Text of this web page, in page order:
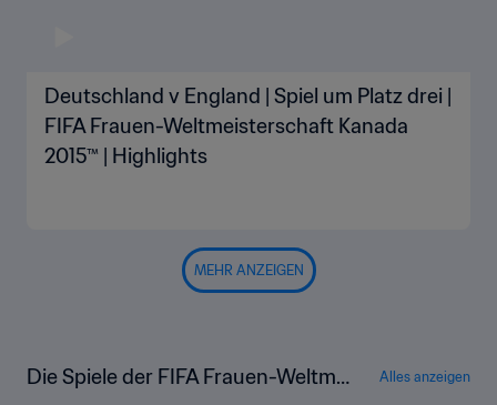
Deutschland v England | Spiel um Platz drei |
FIFA Frauen-Weltmeisterschaft Kanada
2015™ | Highlights
MEHR ANZEIGEN
Die Spiele der FIFA Frauen-Weltmei
Alles anzeigen